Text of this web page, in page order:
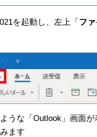
を起動し、左上「 フ
うな「Outlook」画面
ます